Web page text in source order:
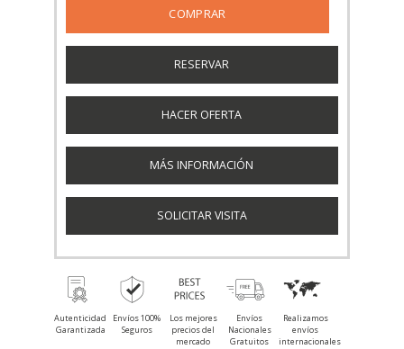
RESERVAR
HACER OFERTA
MÁS INFORMACIÓN
SOLICITAR VISITA
Autenticidad
Garantizada
Envíos 100%
Seguros
Los mejores
precios del
mercado
Envíos
Nacionales
Gratuitos
Realizamos
envíos
internacionales